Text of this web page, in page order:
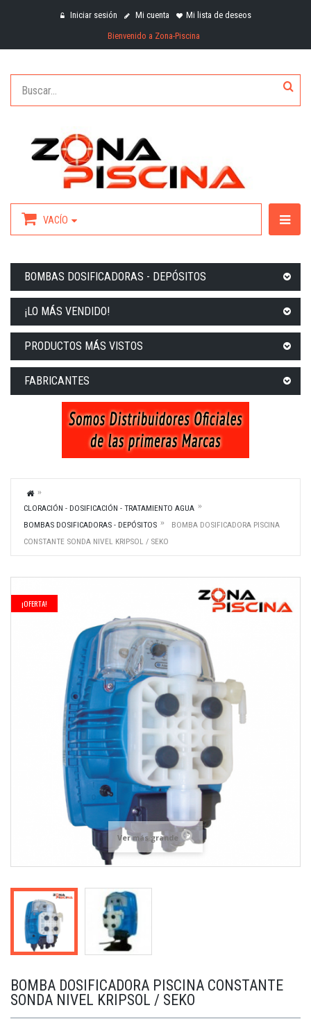
Iniciar sesión Mi cuenta
Mi lista de deseos
Bienvenido a Zona-Piscina
VACÍO
BOMBAS DOSIFICADORAS - DEPÓSITOS
¡LO MÁS VENDIDO!
PRODUCTOS MÁS VISTOS
FABRICANTES
CLORACIÓN - DOSIFICACIÓN - TRATAMIENTO AGUA
BOMBAS DOSIFICADORAS - DEPÓSITOS
BOMBA DOSIFICADORA PISCINA
CONSTANTE SONDA NIVEL KRIPSOL / SEKO
¡OFERTA!
Ver más grande
BOMBA DOSIFICADORA PISCINA CONSTANTE
SONDA NIVEL KRIPSOL / SEKO